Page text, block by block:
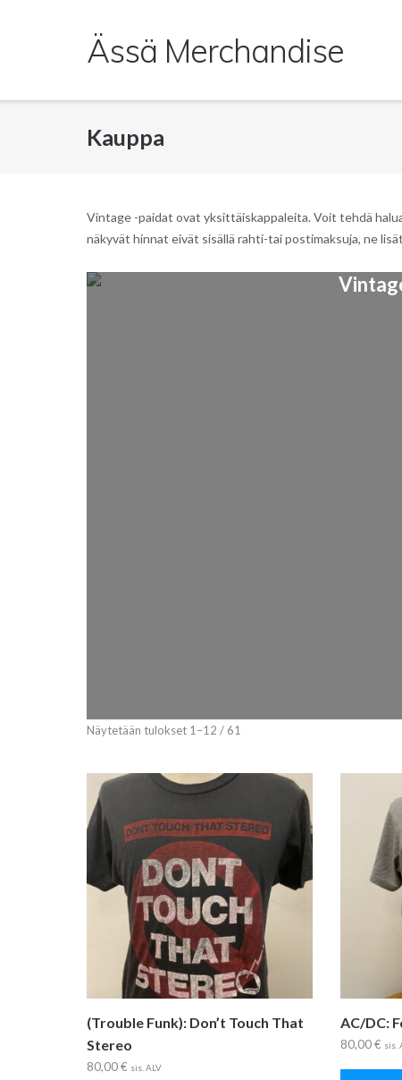
Ässä Merchandise
Kauppa
Vintage -paidat ovat yksittäiskappaleita. Voit tehdä
näkyvät hinnat eivät sisällä rahti-tai postimaksuja, ne
Näytetään tulokset 1–12 / 61
(Trouble Funk): Don’t Touch That
Stereo
80,00€ sis. ALV
AC/DC:
80,00€ sis.